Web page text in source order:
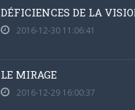
DÉFICIENCES DE LA
2016-12-30 11:06:41
LE MIRAGE
2016-12-29 16:00:37